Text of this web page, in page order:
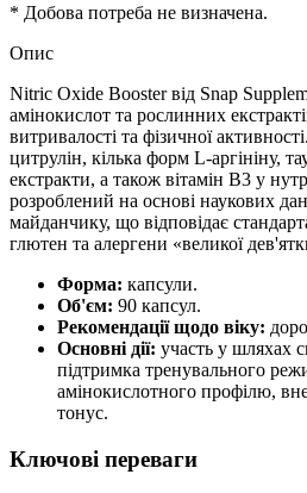
* Добова потреба не визначена.
Опис
Nitric Oxide Booster від Snap
амінокислот та рослинних
витривалості та фізичної
цитрулін, кілька форм L-аргініну,
екстракти, а також вітамін B3 у
розроблений на основі наукових
майданчику, що відповідає
глютен та алергени «великої
Форма: капсули.
Об'єм: 90 капсул.
Рекомендації щодо віку:
Основні дії: участь у шляхах
підтримка тренувального
амінокислотного профілю,
тонус.
Ключові переваги